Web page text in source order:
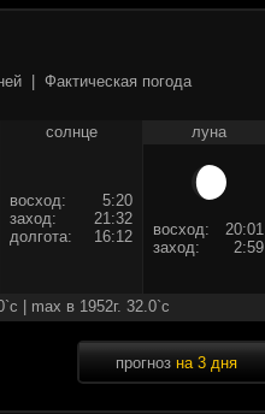
Фактическая погода
солнце луна
восход:
5:20
заход:
21:32
долгота:
16:12 восход:
20:01
заход:
2:59
| max в 1952г. 32.0`c
прогноз на 3 дня